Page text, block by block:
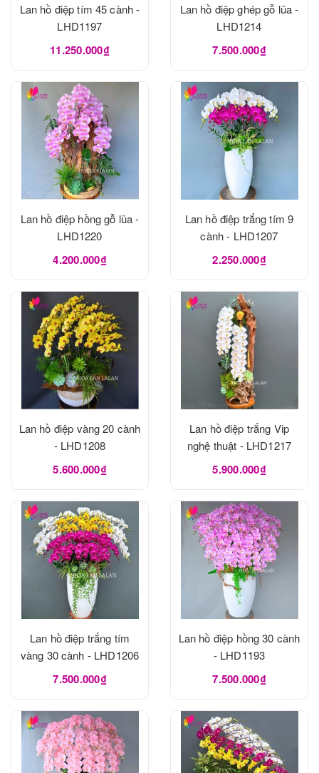
Lan hồ điệp tím 45 cành -
LHD1197
11.250.000₫
Lan hồ điệp ghép gỗ lũa -
LHD1214
7.500.000₫
Lan hồ điệp hồng gỗ lũa -
LHD1220
4.200.000₫
Lan hồ điệp trắng tím 9
cành - LHD1207
2.250.000₫
Lan hồ điệp vàng 20 cành
- LHD1208
5.600.000₫
Lan hồ điệp trắng Vip
nghệ thuật - LHD1217
5.900.000₫
Lan hồ điệp trắng tím
vàng 30 cành - LHD1206
7.500.000₫
Lan hồ điệp hồng 30 cành
- LHD1193
7.500.000₫